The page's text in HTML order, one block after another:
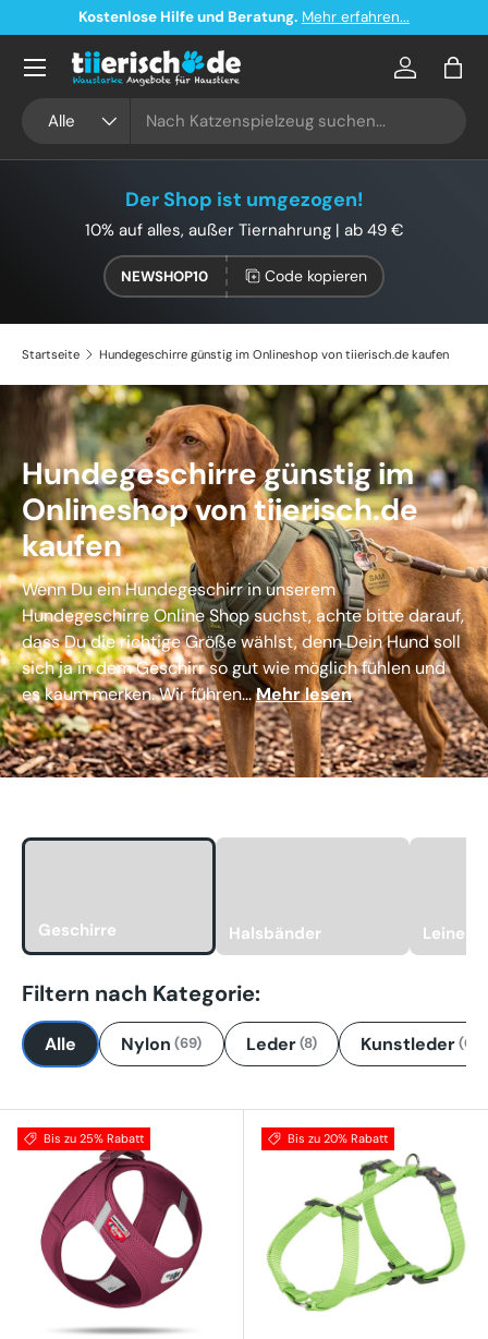
Direkt zum Inhalt
Kostenloser Versand ab 49€ in Deutschland
Alle
Konto
Der Shop ist umgezogen!
10% auf alles, außer Tiernahrung | ab 49 €
NEWSHOP10 Code kopieren
Startseite Hundegeschirre günstig im Onlineshop von tiierisch.de kaufen
Hundegeschirre günstig im
Onlineshop von tiierisch.de
kaufen
Wenn Du ein Hundegeschirr in unserem
Hundegeschirre Online Shop suchst, achte bitte darauf,
dass Du die richtige Größe wählst, denn Dein Hund soll
sich ja in dem Geschirr so gut wie möglich fühlen und
es kaum merken. Wir führen...Mehr lesen
Geschirre Halsbänder Leinen
Filtern nach Kategorie:
Alle Nylon (69) Leder(8) Kunstleder(0)
Bis zu 25% Rabatt Bis zu 20% Rabatt